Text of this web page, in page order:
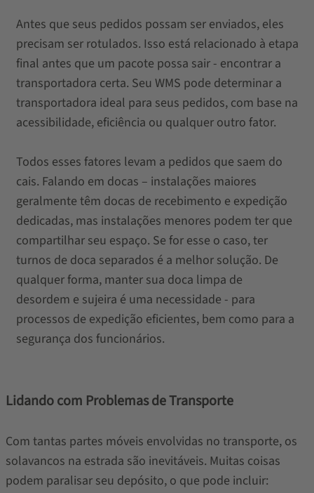
Antes que seus pedidos possam ser enviados, eles
precisam ser rotulados. Isso está relacionado à etapa
final antes que um pacote possa sair - encontrar a
transportadora certa. Seu WMS pode determinar a
transportadora ideal para seus pedidos, com base na
acessibilidade, eficiência ou qualquer outro fator.
Todos esses fatores levam a pedidos que saem do
cais. Falando em docas – instalações maiores
geralmente têm docas de recebimento e expedição
dedicadas, mas instalações menores podem ter que
compartilhar seu espaço. Se for esse o caso, ter
turnos de doca separados é a melhor solução. De
qualquer forma, manter sua doca limpa de
desordem e sujeira é uma necessidade - para
processos de expedição eficientes, bem como para a
segurança dos funcionários.
Lidando com Problemas de Transporte
Com tantas partes móveis envolvidas no transporte, os
solavancos na estrada são inevitáveis. Muitas coisas
podem paralisar seu depósito, o que pode incluir: